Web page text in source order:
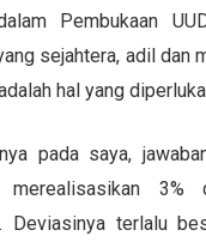
Pembukaan
sejahtera, adil dan
hal yang
pada saya,
merealisasikan 3%
Deviasinya terlalu